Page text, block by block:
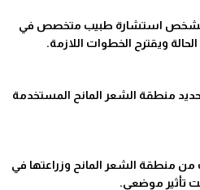
الشخص استشارة طبيب متخصص في
ويقترح الخطوات اللازمة.
منطقة الشعر المانح المستخدمة
من منطقة الشعر المانح وزراعتها في
تأثير موضعي.